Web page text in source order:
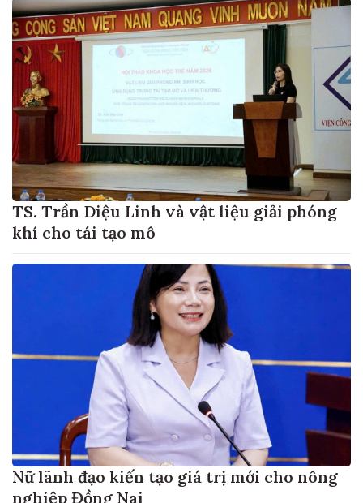
TS. Trần Diệu Linh và vật liệu giải phóng
khí cho tái tạo mô
Nữ lãnh đạo kiến tạo giá trị mới cho nông
nghiệp Đồng Nai